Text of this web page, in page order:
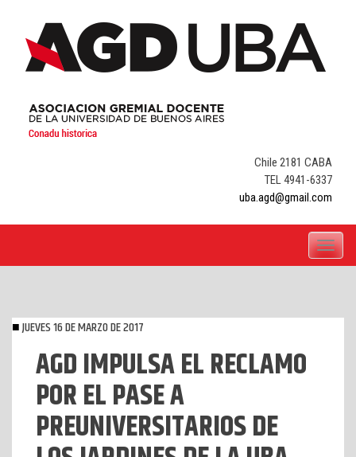
content
Chile 2181 CABA
TEL 4941-6337
uba.agd@gmail.com
Toggle
JUEVES 16 DE MARZO DE 2017
AGD IMPULSA EL RECLAMO
POR EL PASE A
PREUNIVERSITARIOS DE